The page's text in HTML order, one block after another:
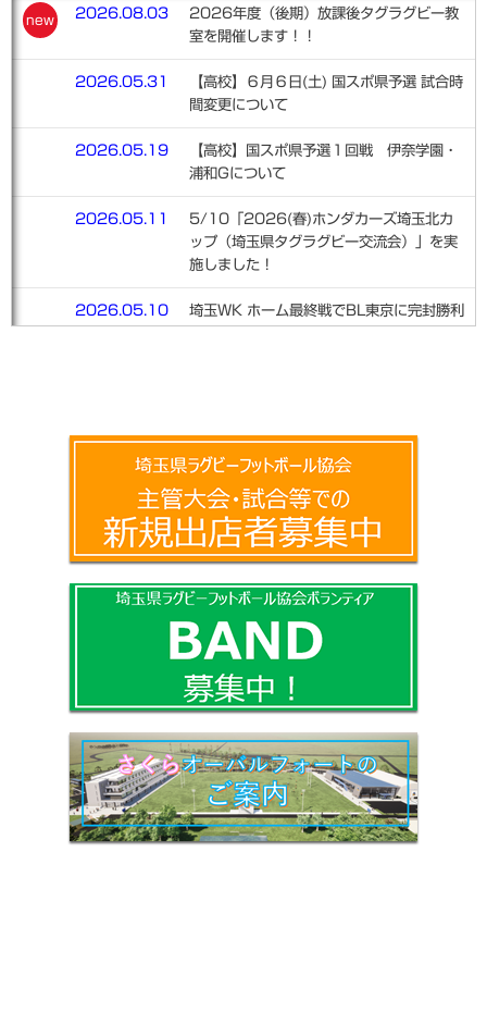
new 2026.08.03
2026年度（後期）放課後タグラグビー教
室を開催します！！
2026.05.31
【高校】６月６日(土) 国スポ県予選 試合時
間変更について
2026.05.19
【高校】国スポ県予選１回戦 伊奈学園・
浦和Gについて
2026.05.11
5/10「2026(春)ホンダカーズ埼玉北カ
ップ（埼玉県タグラグビー交流会）」を実
施しました！
2026.05.10 埼玉WK ホーム最終戦でBL東京に完封勝利